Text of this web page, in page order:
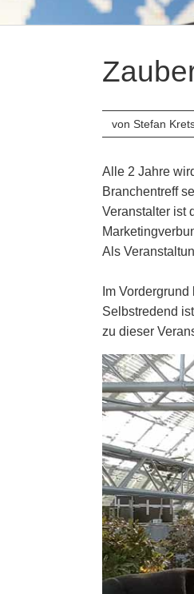
von Stefan
Alle 2 Jahre
Branchentreff
Veranstalter ist
Als
Im
Selbstredend
zu dieser